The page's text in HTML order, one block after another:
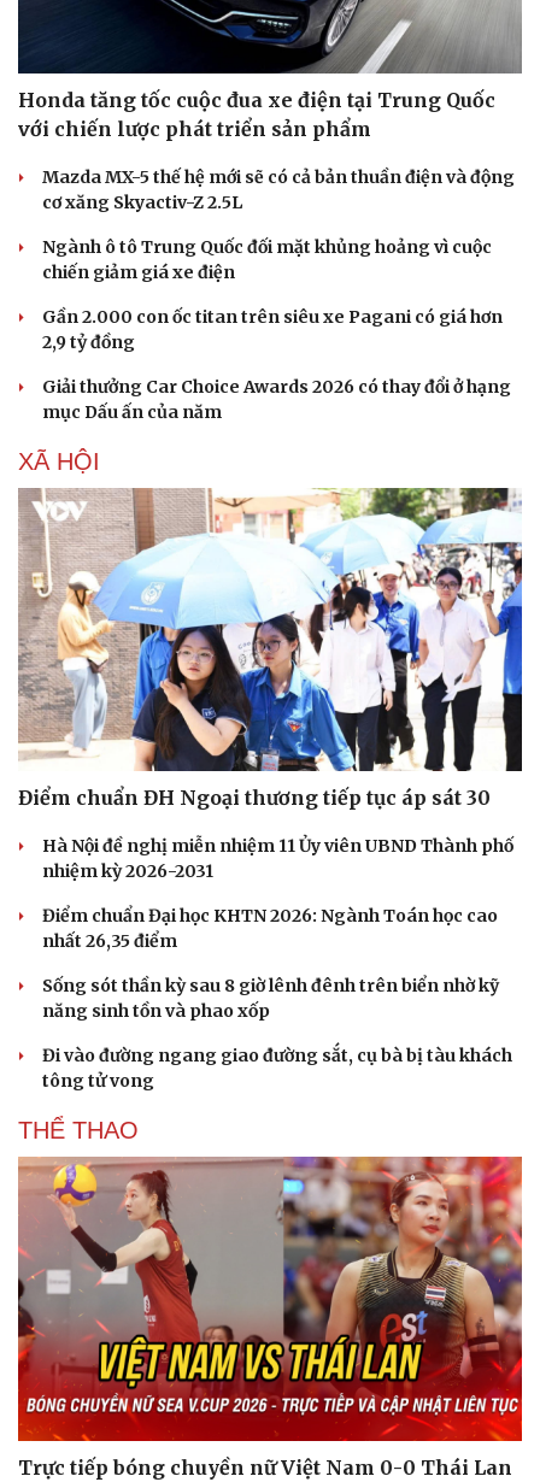
Sức khỏe
Dinh dưỡng - món ngon
Cây thuốc
Sản phụ khoa
Nhi khoa
Nam khoa
Làm đẹp - giảm cân
Phòng mạch online
Ăn sạch sống khỏe
Đời sống
Nhà đẹp
Blog
Tình yêu - Gia đình
Honda tăng tốc cuộc đua xe điện tại Trung Quốc
với chiến lược phát triển sản phẩm
Mazda MX-5 thế hệ mới sẽ có cả bản thuần điện và động
cơ xăng Skyactiv-Z 2.5L
Ngành ô tô Trung Quốc đối mặt khủng hoảng vì cuộc
chiến giảm giá xe điện
Gần 2.000 con ốc titan trên siêu xe Pagani có giá hơn
2,9 tỷ đồng
Giải thưởng Car Choice Awards 2026 có thay đổi ở hạng
mục Dấu ấn của năm
XÃ HỘI
Điểm chuẩn ĐH Ngoại thương tiếp tục áp sát 30
Hà Nội đề nghị miễn nhiệm 11 Ủy viên UBND Thành phố
nhiệm kỳ 2026-2031
Điểm chuẩn Đại học KHTN 2026: Ngành Toán học cao
nhất 26,35 điểm
Sống sót thần kỳ sau 8 giờ lênh đênh trên biển nhờ kỹ
năng sinh tồn và phao xốp
Đi vào đường ngang giao đường sắt, cụ bà bị tàu khách
tông tử vong
THỂ THAO
Trực tiếp bóng chuyền nữ Việt Nam 0-0 Thái Lan